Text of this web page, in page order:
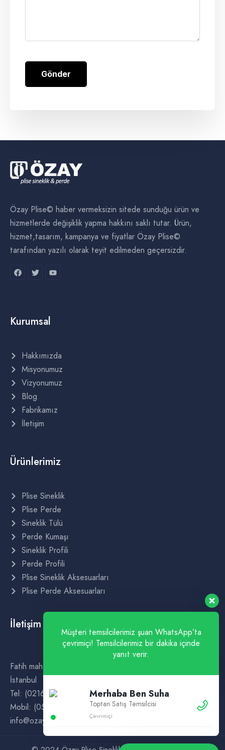
Özay Plise© haber vermeksizin sitede sunduğu ürün ve
hizmetlerde değişiklik yapma hakkını saklı tutar. Ürün,
hizmet,tasarım, kampanya ve fiyatlar Özay Plise©
tarafından yazılı olarak teyit edilmeden geçersizdir.
Kurumsal
Hakkımızda
Misyonumuz
Vizyonumuz
Blog
Fabrikamız
İletişim
Ürünlerimiz
Plise Sineklik
Plise Perde
Sineklik Tülü
Perde Kumaşı
Sineklik Profili
Perde Profili
Plise Sineklik Aksesuarları
Plise Perde Aksesuarları
İletişim
Fatih mah, Atatürk Cad. no:144, 34888 Sultanbeyli/
İstanbul
Tel: (0216) 498 88 68
Mobil: (0532) 371 69 29
info@ozayplise.com
Müşteri temsilcilerimiz şuan WhatsApp’ta
çevrimiçi! Temsilcilerimiz bir dakika içinde
yanıt verir.
Merhaba Ben Suha
Toptan Satış Temsilcisi
Çevrimiçi